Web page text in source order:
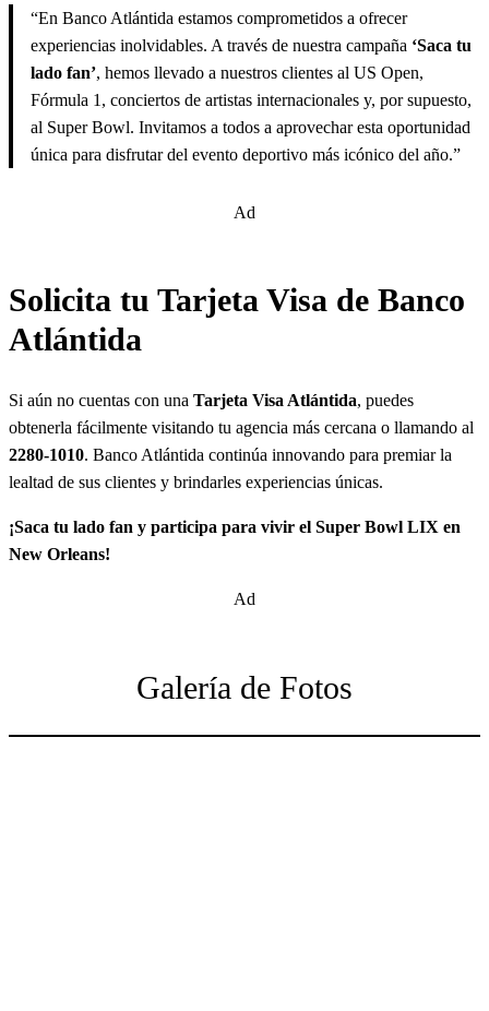
“En Banco Atlántida estamos comprometidos a ofrecer
experiencias inolvidables. A través de nuestra campaña ‘Saca tu
lado fan’, hemos llevado a nuestros clientes al US Open,
Fórmula 1, conciertos de artistas internacionales y, por supuesto,
al Super Bowl. Invitamos a todos a aprovechar esta oportunidad
única para disfrutar del evento deportivo más icónico del año.”
Ad
Solicita tu Tarjeta Visa de Banco
Atlántida
Si aún no cuentas con una Tarjeta Visa Atlántida, puedes
obtenerla fácilmente visitando tu agencia más cercana o llamando al
2280-1010. Banco Atlántida continúa innovando para premiar la
lealtad de sus clientes y brindarles experiencias únicas.
¡Saca tu lado fan y participa para vivir el Super Bowl LIX en
New Orleans!
Ad
Galería de Fotos